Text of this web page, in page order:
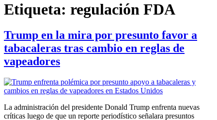
Etiqueta: regulación FDA
Trump en la mira por presunto favor a
tabacaleras tras cambio en reglas de
vapeadores
La administración del presidente Donald Trump enfrenta nuevas
críticas luego de que un reporte periodístico señalara presuntos